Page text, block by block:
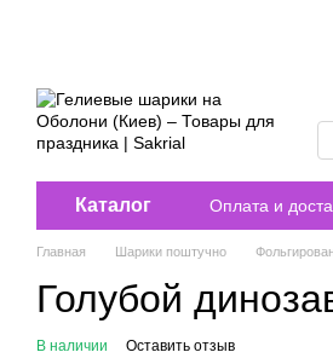
Каталог Оплата и
Главная Шарики поштучно
Голубой
В наличии Оставить отзыв